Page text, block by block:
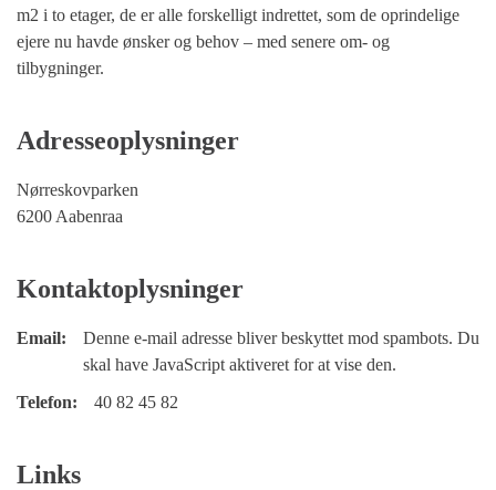
m2 i to etager, de er alle forskelligt indrettet, som de oprindelige
ejere nu havde ønsker og behov – med senere om- og
tilbygninger.
Adresseoplysninger
Nørreskovparken
6200 Aabenraa
Kontaktoplysninger
Email:
Denne e-mail adresse bliver beskyttet mod spambots. Du
skal have JavaScript aktiveret for at vise den.
Telefon:
40 82 45 82
Links